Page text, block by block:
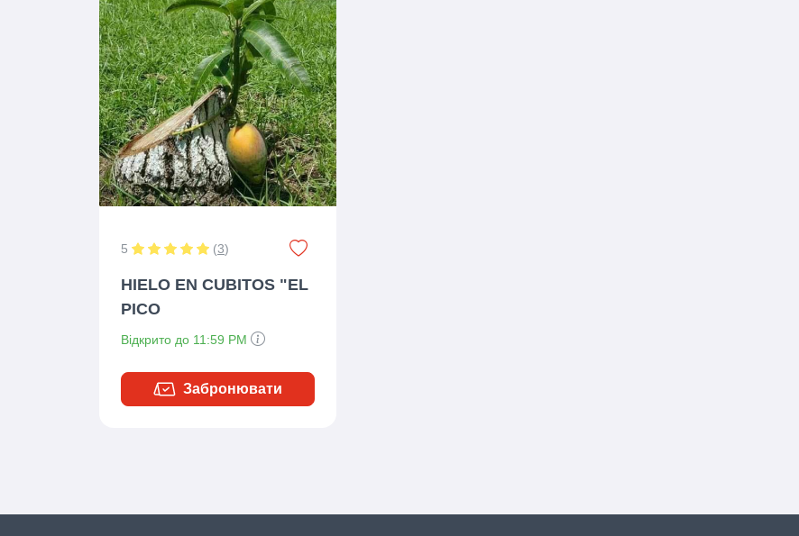
5 (3)
HIELO EN CUBITOS "EL
PICO
Відкрито до 11:59 PM
Забронювати